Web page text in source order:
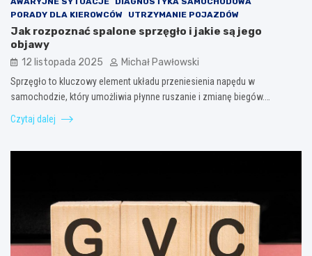
PORADY DLA KIEROWCÓW
UTRZYMANIE POJAZDÓW
Jak rozpoznać spalone sprzęgło i jakie są jego
objawy
12 listopada 2025 Michał Pawłowski
Sprzęgło to kluczowy element układu przeniesienia napędu w
samochodzie, który umożliwia płynne ruszanie i zmianę biegów.…
Czytaj dalej